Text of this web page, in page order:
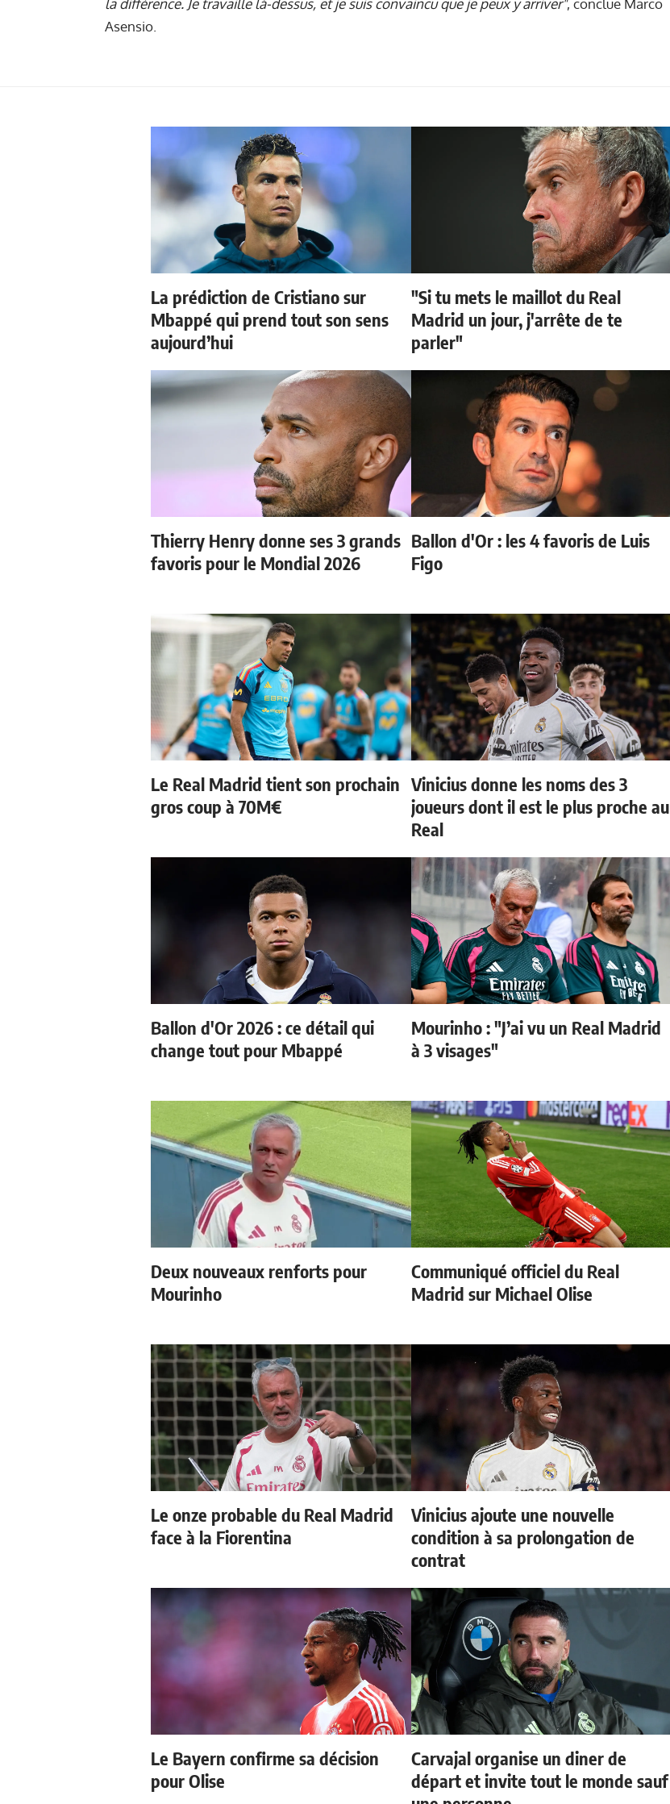
la différence. Je travaille là-dessus, et je suis convaincu que je peux y arriver", conclue Marco
Asensio.
La prédiction de Cristiano sur
Mbappé qui prend tout son sens
aujourd’hui
"Si tu mets le maillot du Real
Madrid un jour, j'arrête de te
parler"
Thierry Henry donne ses 3 grands
favoris pour le Mondial 2026
Ballon d'Or : les 4 favoris de Luis
Figo
Le Real Madrid tient son prochain
gros coup à 70M€
Vinicius donne les noms des 3
joueurs dont il est le plus proche au
Real
Ballon d'Or 2026 : ce détail qui
change tout pour Mbappé
Mourinho : "J’ai vu un Real Madrid
à 3 visages"
Deux nouveaux renforts pour
Mourinho
Communiqué officiel du Real
Madrid sur Michael Olise
Le onze probable du Real Madrid
face à la Fiorentina
Vinicius ajoute une nouvelle
condition à sa prolongation de
contrat
Le Bayern confirme sa décision
pour Olise
Carvajal organise un diner de
départ et invite tout le monde sauf